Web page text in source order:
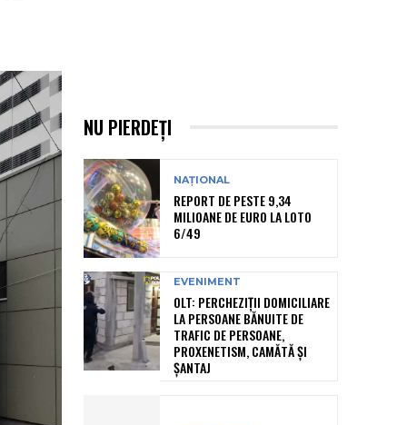
NU PIERDEȚI
NAȚIONAL
REPORT DE PESTE 9,34
MILIOANE DE EURO LA LOTO
6/49
EVENIMENT
OLT: PERCHEZIŢII DOMICILIARE
LA PERSOANE BĂNUITE DE
TRAFIC DE PERSOANE,
PROXENETISM, CAMĂTĂ ŞI
ŞANTAJ